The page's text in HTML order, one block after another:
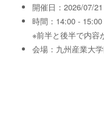
開催日：2026/07/21
時間：14:00 -
※前半と後半で内容
会場：九州産業大